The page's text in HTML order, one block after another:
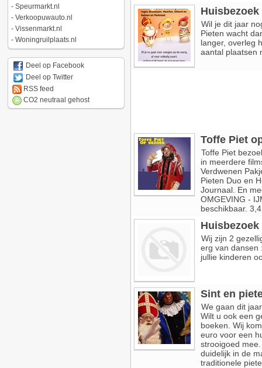
- Speurmarkt.nl
- Verkoopuwauto.nl
- Vissenmarkt.nl
- Woningruilplaats.nl
Deel op Facebook
Deel op Twitter
RSS feed
CO2 neutraal gehost
Wil je dit jaar
Pieten wacht
langer, overleg
aantal plaatsen
Toffe Piet
Toffe Piet
in meerdere
Verdwenen
Pieten Duo en
Journaal. En
OMGEVING -
beschikbaar.
Huisbezoek
Wij zijn 2
erg van dansen
jullie kinderen
Sint en
We gaan dit
Wilt u ook een
boeken. Wij
euro voor een
strooigoed
duidelijk in de
traditionele